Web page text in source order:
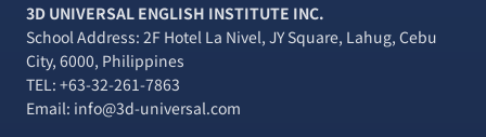
3D UNIVERSAL ENGLISH INSTITUTE INC.
School Address: 2F Hotel La Nivel, JY Square, Lahug, Cebu
City, 6000, Philippines
TEL: +63-32-261-7863
Email: info@3d-universal.com